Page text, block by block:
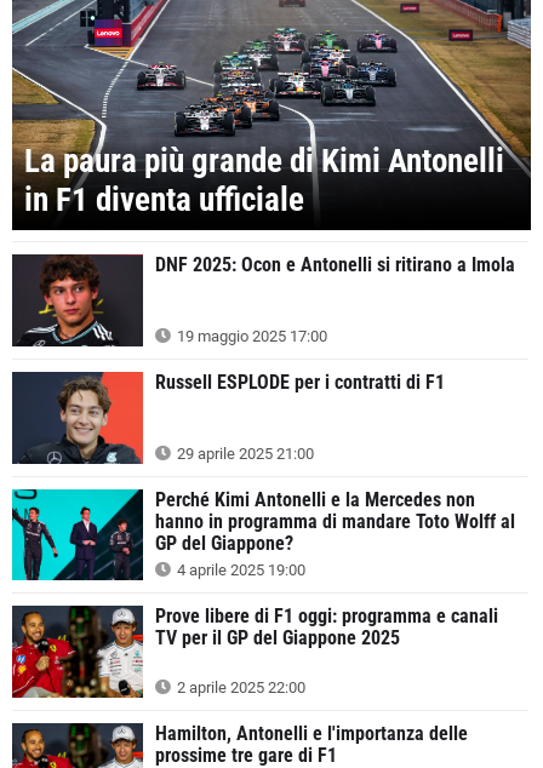
La paura più grande di Kimi Antonelli
in F1 diventa ufficiale
DNF 2025: Ocon e Antonelli si ritirano a Imola
19 maggio 2025 17:00
Russell ESPLODE per i contratti di F1
29 aprile 2025 21:00
Perché Kimi Antonelli e la Mercedes non
hanno in programma di mandare Toto Wolff al
GP del Giappone?
4 aprile 2025 19:00
Prove libere di F1 oggi: programma e canali
TV per il GP del Giappone 2025
2 aprile 2025 22:00
Hamilton, Antonelli e l'importanza delle
prossime tre gare di F1